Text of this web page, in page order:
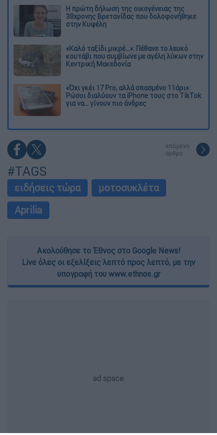
Η πρώτη δήλωση της οικογένειας της
38χρονης Βρετανίδας που δολοφονήθηκε
στην Κυψέλη
«Καλό ταξίδι μικρέ...»: Πέθανε το λευκό
κουτάβι που συμβίωνε με αγέλη λύκων στην
Κεντρική Μακεδονία
«Όχι γκέι 17 Pro, αλλά σπασμένο 11άρι»:
Ρώσοι διαλύουν τα iPhone τους στο TikTok
για να... γίνουν πιο άνδρες
επόμενο
άρθρο
#TAGS
ειδήσεις τώρα
μοτοσυκλέτα
Aprilia
Ακολούθησε το Έθνος στο Google News!
Live όλες οι εξελίξεις λεπτό προς λεπτό, με την
υπογραφή του www.ethnos.gr